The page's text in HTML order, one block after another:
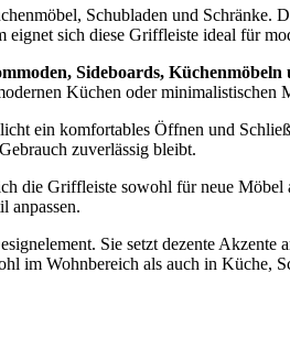
Schubladen und Schränke.
sich diese Griffleiste ideal für
Sideboards, Küchenmöbeln
Küchen oder
ein komfortables Öffnen und
zuverlässig bleibt.
die Griffleiste sowohl für neue Möbel
anpassen.
Sie setzt dezente
im Wohnbereich als auch in Küche,